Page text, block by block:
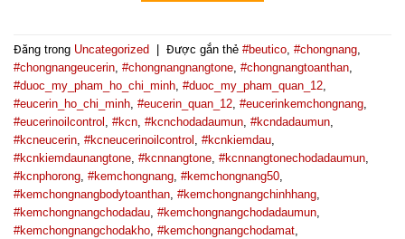
Đăng trong Uncategorized Được gắn thẻ #beutico, #chongnang,
#chongnangeucerin, #chongnangnangtone, #chongnangtoanthan,
#duoc_my_pham_ho_chi_minh, #duoc_my_pham_quan_12,
#eucerin_ho_chi_minh, #eucerin_quan_12, #eucerinkemchongnang,
#eucerinoilcontrol , #kcn, #kcnchodadaumun, #kcndadaumun,
#kcneucerin, #kcneucerinoilcontrol , #kcnkiemdau,
#kcnkiemdaunangtone, #kcnnangtone, #kcnnangtonechodadaumun,
#kcnphorong, #kemchongnang, #kemchongnang50,
#kemchongnangbodytoanthan, #kemchongnangchinhhang,
#kemchongnangchodadau, #kemchongnangchodadaumun,
#kemchongnangchodakho, #kemchongnangchodamat,